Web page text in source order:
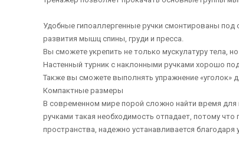
Удобные гипоаллергенные ручки смонтированы под
развития мышц спины, груди и пресса.
Вы сможете укрепить не только мускулатуру тела,
Настенный турник с наклонными ручками хорошо
Также вы сможете выполнять упражнение «уголок»
Компактные размеры
В современном мире порой сложно найти время для
ручками такая необходимость отпадает, потому
пространства, надежно устанавливается